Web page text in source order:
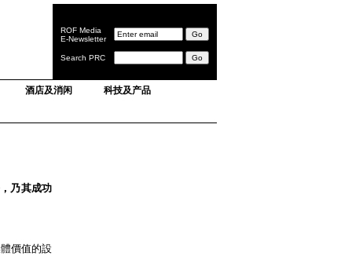
ROF Media
E-Newsletter
Search PRC
酒店及消闲
科技及产品
乃其成功
價值的設